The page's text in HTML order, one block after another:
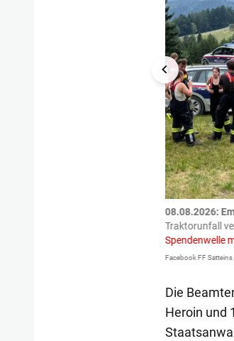
08.08.2026:
Traktorunfall
Spendenwelle
Facebook FF
Die
Heroin und